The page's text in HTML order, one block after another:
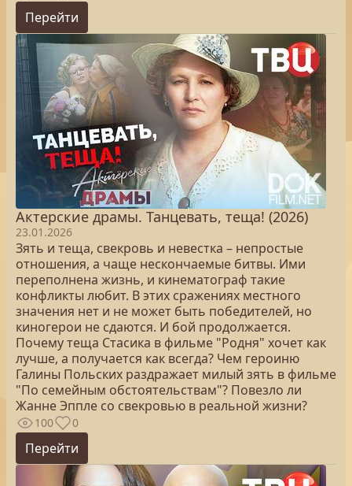
Перейти
Актерские драмы. Танцевать, теща! (2026)
23.01.2026
Зять и теща, свекровь и невестка – непростые
отношения, а чаще нескончаемые битвы. Ими
переполнена жизнь, и кинематограф такие
конфликты любит. В этих сражениях местного
значения нет и не может быть победителей, но
киногерои не сдаются. И бой продолжается.
Почему теща Стасика в фильме "Родня" хочет как
лучше, а получается как всегда? Чем героиню
Галины Польских раздражает милый зять в фильме
"По семейным обстоятельствам"? Повезло ли
Жанне Эппле со свекровью в реальной жизни?
100 0
Перейти